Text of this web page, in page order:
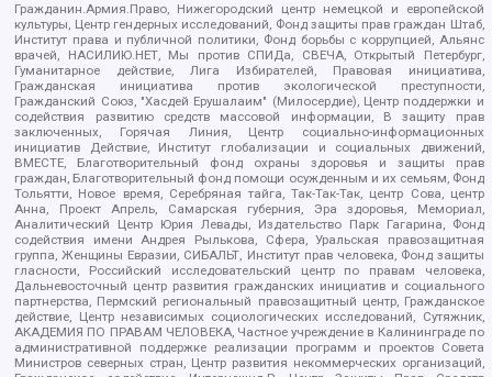
Гражданин.Армия.Право, Нижегородский центр немецкой и европейской
культуры, Центр гендерных исследований, Фонд защиты прав граждан Штаб,
Институт права и публичной политики, Фонд борьбы с коррупцией, Альянс
врачей, НАСИЛИЮ.НЕТ, Мы против СПИДа, СВЕЧА, Открытый Петербург,
Гуманитарное действие, Лига Избирателей, Правовая инициатива,
Гражданская инициатива против экологической преступности,
Гражданский Союз, "Хасдей Ерушалаим" (Милосердие), Центр поддержки и
содействия развитию средств массовой информации, В защиту прав
заключенных, Горячая Линия, Центр социально-информационных
инициатив Действие, Институт глобализации и социальных движений,
ВМЕСТЕ, Благотворительный фонд охраны здоровья и защиты прав
граждан, Благотворительный фонд помощи осужденным и их семьям, Фонд
Тольятти, Новое время, Серебряная тайга, Так-Так-Так, центр Сова, центр
Анна, Проект Апрель, Самарская губерния, Эра здоровья, Мемориал,
Аналитический Центр Юрия Левады, Издательство Парк Гагарина, Фонд
содействия имени Андрея Рылькова, Сфера, Уральская правозащитная
группа, Женщины Евразии, СИБАЛЬТ, Институт прав человека, Фонд защиты
гласности, Российский исследовательский центр по правам человека,
Дальневосточный центр развития гражданских инициатив и социального
партнерства, Пермский региональный правозащитный центр, Гражданское
действие, Центр независимых социологических исследований, Сутяжник,
АКАДЕМИЯ ПО ПРАВАМ ЧЕЛОВЕКА, Частное учреждение в Калининграде по
административной поддержке реализации программ и проектов Совета
Министров северных стран, Центр развития некоммерческих организаций,